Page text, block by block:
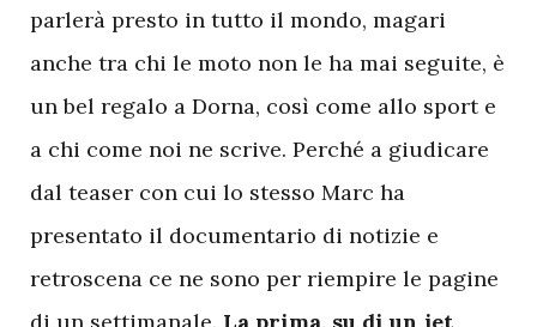
parlerà presto in tutto il mondo, magari
anche tra chi le moto non le ha mai seguite, è
un bel regalo a Dorna, così come allo sport e
a chi come noi ne scrive. Perché a giudicare
dal teaser con cui lo stesso Marc ha
presentato il documentario di notizie e
retroscena ce ne sono per riempire le pagine